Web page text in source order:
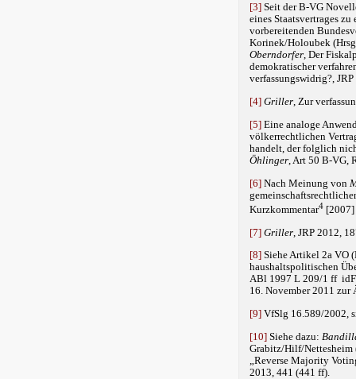
[3] Seit der B-VG
eines Staatsvertrages
vorbereitenden
Korinek/Holoubek
Oberndorfer, Der
demokratischer
verfassungswidrig?,
[4] Griller, Zur
[5] Eine analoge
völkerrechtlichen
handelt, der folglich
Öhlinger , Art 50 B-VG,
[6] Nach Meinung von
Kurzkommentar4 [2007]
[7] Griller , JRP 2012,
[8] Siehe Artikel 2a VO
haushaltspolitischen
ABl 1997 L 209/1 ff idF
16. November 2011 zur
[9] VfSlg 16.589/2002,
[10] Siehe dazu:
Grabitz/Hilf/Nettesheim
„Reverse Majority
2013, 441 (441 ff).